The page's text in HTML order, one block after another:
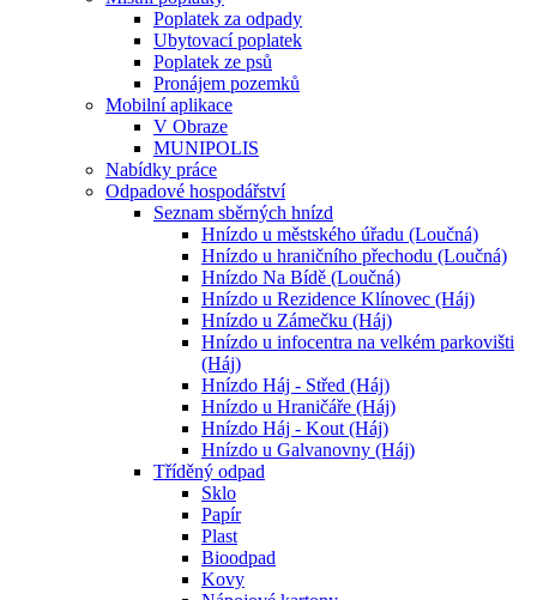
Poplatek za odpady
Ubytovací poplatek
Poplatek ze psů
Pronájem pozemků
Mobilní aplikace
V Obraze
MUNIPOLIS
Nabídky práce
Odpadové hospodářství
Seznam sběrných hnízd
Hnízdo u městského úřadu (Loučná)
Hnízdo u hraničního přechodu (Loučná)
Hnízdo Na Bídě (Loučná)
Hnízdo u Rezidence Klínovec (Háj)
Hnízdo u Zámečku (Háj)
Hnízdo u infocentra na velkém parkovišti
(Háj)
Hnízdo Háj - Střed (Háj)
Hnízdo u Hraničáře (Háj)
Hnízdo Háj - Kout (Háj)
Hnízdo u Galvanovny (Háj)
Tříděný odpad
Sklo
Papír
Plast
Bioodpad
Kovy